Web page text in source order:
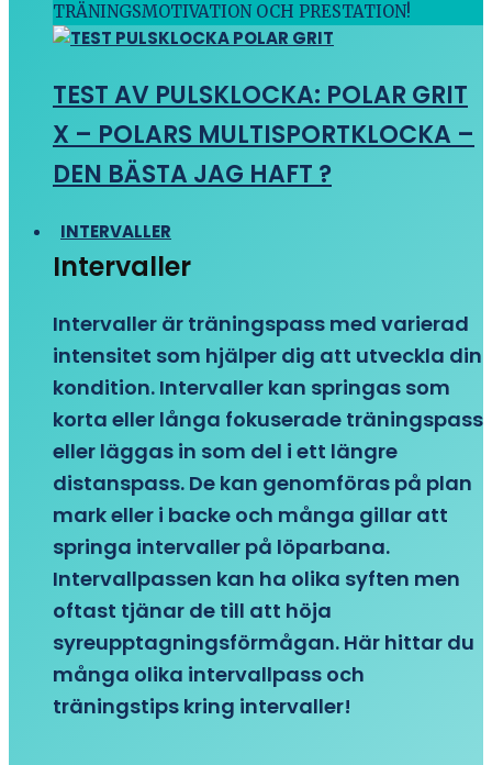
TRÄNINGSMOTIVATION OCH PRESTATION!
TEST AV PULSKLOCKA: POLAR GRIT
X – POLARS MULTISPORTKLOCKA –
DEN BÄSTA JAG HAFT ?
INTERVALLER
Intervaller
Intervaller är träningspass med varierad
intensitet som hjälper dig att utveckla din
kondition. Intervaller kan springas som
korta eller långa fokuserade träningspass
eller läggas in som del i ett längre
distanspass. De kan genomföras på plan
mark eller i backe och många gillar att
springa intervaller på löparbana.
Intervallpassen kan ha olika syften men
oftast tjänar de till att höja
syreupptagningsförmågan. Här hittar du
många olika intervallpass och
träningstips kring intervaller!